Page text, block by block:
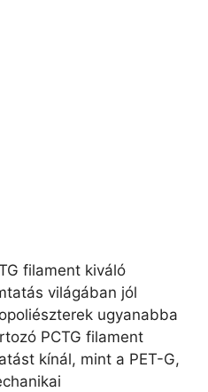
filament kiváló
világában jól
ugyanabba
PCTG filament
kínál, mint a PET-G,